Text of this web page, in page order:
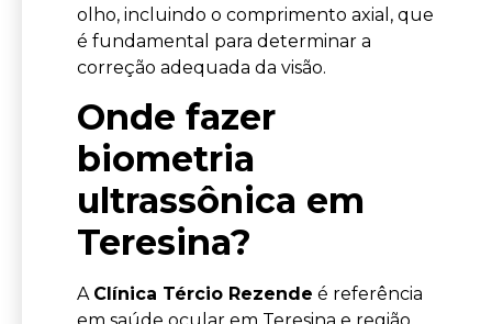
olho, incluindo o comprimento axial, que
é fundamental para determinar a
correção adequada da visão.
Onde fazer
biometria
ultrassônica em
Teresina?
A Clínica Tércio Rezende é referência